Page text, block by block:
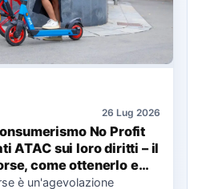
26 Lug 2026
No Profit
ATAC sui loro diritti – il
come ottenerlo e
di disservizi
è un'agevolazione